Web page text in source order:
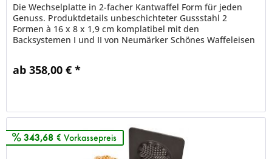
Die Wechselplatte in 2-facher Kantwaffel Form für jeden
Genuss. Produktdetails unbeschichteter Gussstahl 2
Formen à 16 x 8 x 1,9 cm komplatibel mit den
Backsystemen I und II von Neumärker Schönes Waffeleisen
ab 358,00 € *
343,68 € Vorkassepreis